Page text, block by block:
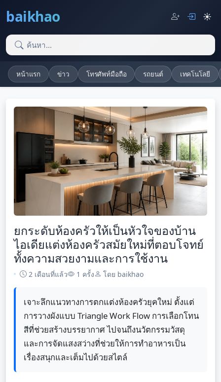
baikhao ☀️
หน้าแรก ข่าว โทรศัพท์มือถือ รถยนต์ เทคโนโลยี
ยกระดับห้องครัวให้เป็นหัวใจของบ้าน
ไอเดียแต่งห้องครัวสมัยใหม่ที่ตอบโจทย์
ทั้งความสวยงามและการใช้งาน
2 เดือนที่แล้ว 1 ครั้ง โดย baikhao
เจาะลึกแนวทางการตกแต่งห้องครัวยุคใหม่ ตั้งแต่
การวางผังแบบ Triangle Work Flow การเลือกโทน
สีที่ช่วยสร้างบรรยากาศ ไปจนถึงนวัตกรรมวัสดุ
และการจัดแสงสว่างที่ช่วยให้การทำอาหารเป็น
เรื่องสนุกและเต็มไปด้วยสไตล์